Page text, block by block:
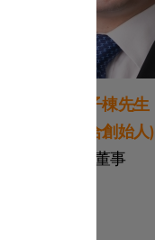
鄧子棟先生
(聯合創始人)
董事